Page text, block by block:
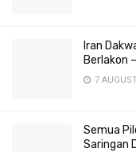
Iran
Berlakon
7
Semua
Saringan